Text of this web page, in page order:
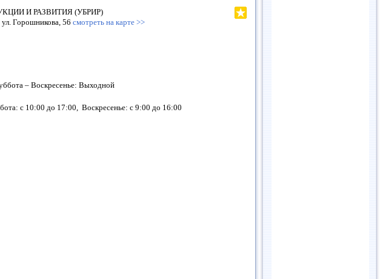
И РАЗВИТИЯ (УБРИР)
Горошникова, 56 смотреть на карте >>
– Воскресенье: Выходной
с 10:00 до 17:00, Воскресенье: с 9:00 до 16:00